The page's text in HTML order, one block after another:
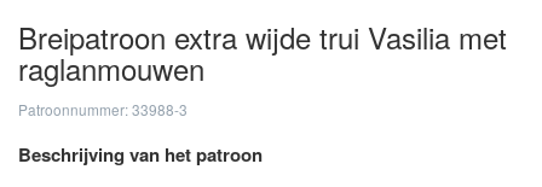
Breipatroon extra wijde trui Vasilia met
raglanmouwen
Patroonnummer: 33988-3
Beschrijving van het patroon